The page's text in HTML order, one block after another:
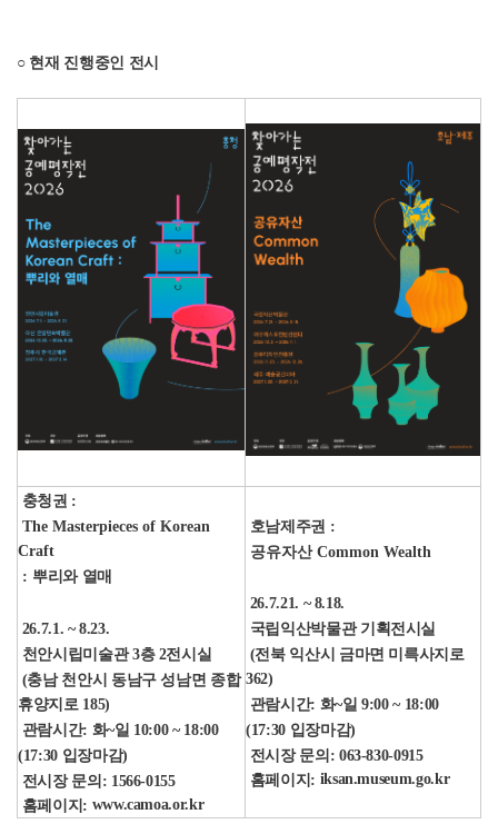
○ 현재 진행중인 전시
충청권 :
The Masterpieces of Korean
Craft
: 뿌리와 열매
26.7.1. ~ 8.23.
천안시립미술관 3층 2전시실
(충남 천안시 동남구 성남면 종합
휴양지로 185)
관람시간: 화~일 10:00 ~ 18:00
(17:30 입장마감)
전시장 문의: 1566-0155
홈페이지: www.camoa.or.kr
호남제주권 :
공유자산 Common Wealth
26.7.21. ~ 8.18.
국립익산박물관 기획전시실
(전북 익산시 금마면 미륵사지로
362)
관람시간: 화~일 9:00 ~ 18:00
(17:30 입장마감)
전시장 문의: 063-830-0915
홈페이지: iksan.museum.go.kr